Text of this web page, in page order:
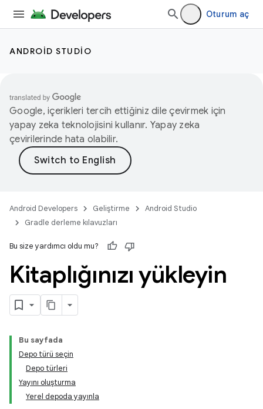
Oturum aç
ANDROID STUDIO
Google, içerikleri tercih ettiğiniz dile çevirmek için
yapay zeka teknolojisini kullanır. Yapay zeka
çevirilerinde hata olabilir.
Android Developers Geliştirme
Android Studio
Gradle derleme kılavuzları
Bu size yardımcı oldu mu?
Kitaplığınızı yükleyin
Bu sayfada
Depo türü seçin
Depo türleri
Yayını oluşturma
Yerel depoda yayınla